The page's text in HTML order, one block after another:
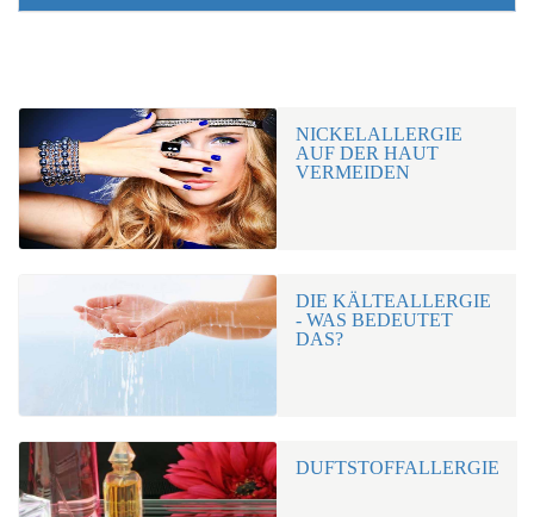
NICKELALLERGIE
AUF DER HAUT
VERMEIDEN
DIE KÄLTEALLERGIE
- WAS BEDEUTET
DAS?
DUFTSTOFFALLERGIE